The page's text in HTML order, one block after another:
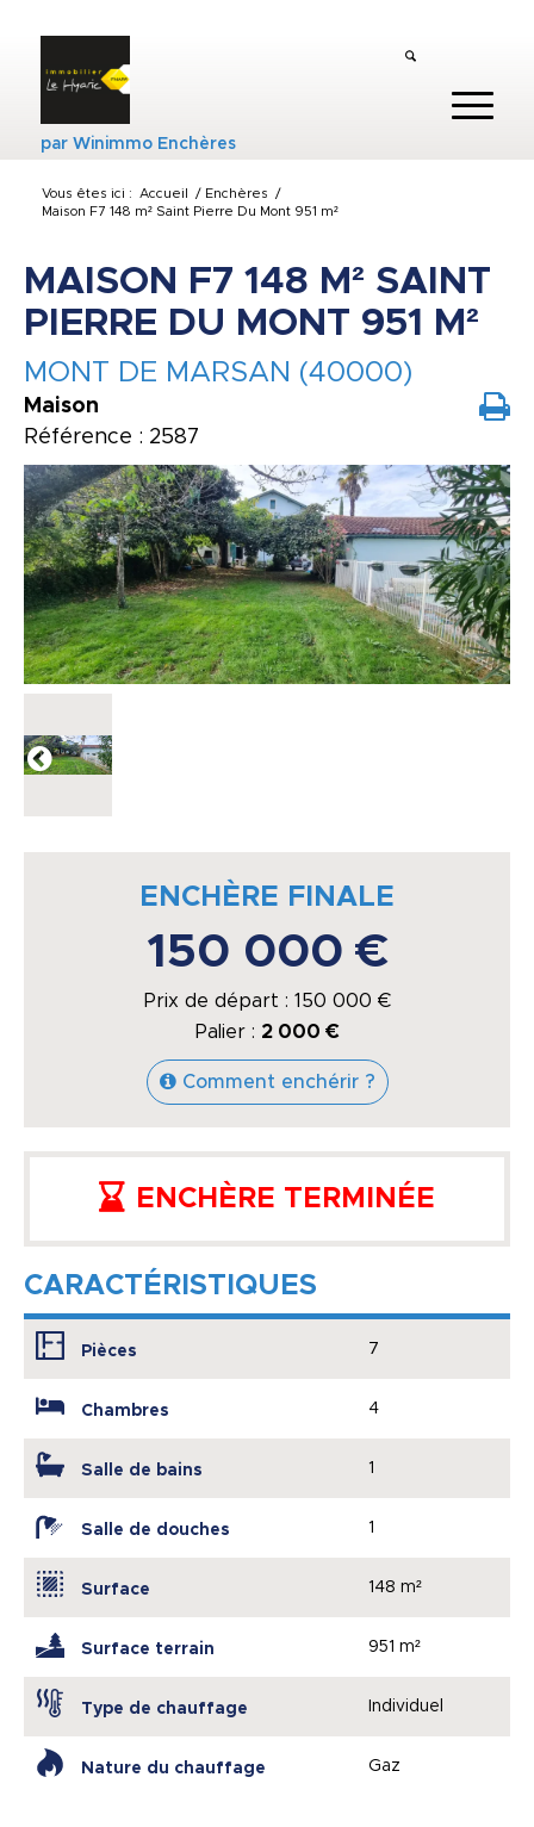
parWinimmo Enchères
Vous êtes ici : Accueil / Enchères
/
Maison F7 148 m² Saint Pierre Du Mont 951 m²
MAISON F7 148 M² SAINT
PIERRE DU MONT 951 M²
MONT DE MARSAN (40000)
Maison
Référence : 2587
ENCHÈRE FINALE
150 000 €
Prix de départ : 150 000 €
Palier : 2 000 €
Comment enchérir ?
ENCHÈRE TERMINÉE
CARACTÉRISTIQUES
Pièces 7
Chambres 4
Salle de bains 1
Salle de douches 1
Surface 148 m²
Surface terrain 951 m²
Type de chauffage Individuel
Nature du chauffage Gaz